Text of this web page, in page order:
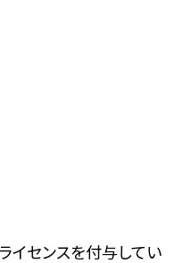
イセンスを付与してい